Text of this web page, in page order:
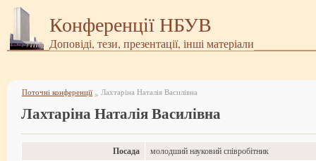
Конференції НБУВ
Доповіді, тези, презентації, інші матеріали
Поточні конференції » Лахтаріна Наталія Василівна
Лахтаріна Наталія Василівна
Посада молодший науковий співробітник